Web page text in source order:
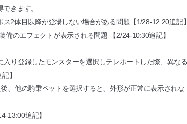
きます。
2体目以降が登場しない場合がある問題【1/28-12:20追記】
備のエフェクトが表示される問題 【2/24-10:30追記】
り登録したモンスターを選択しテレポートした際、異なる
】
、他の騎乗ペットを選択すると、外形が正常に表示されな
13:00追記】